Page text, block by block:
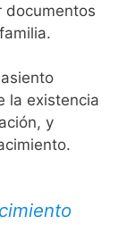
documentos
la existencia
y